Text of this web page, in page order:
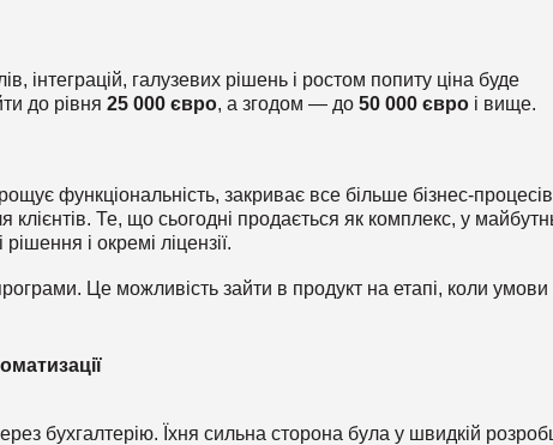
інтеграцій, галузевих рішень і ростом попиту ціна буде
до рівня 25 000 євро, а згодом — до 50 000 євро і вище.
функціональність, закриває все більше бізнес-
клієнтів. Те, що сьогодні продається як комплекс, у
і окремі ліцензії.
Це можливість зайти в продукт на етапі, коли
бухгалтерію. Їхня сильна сторона була у швидкій